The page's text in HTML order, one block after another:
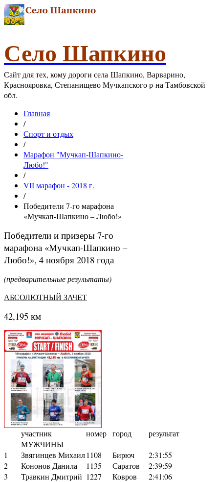
Село Шапкино
Сайт для тех, кому дороги села Шапкино, Варварино,
Краснояровка, Степанищево Мучкапского р-на Тамбовской
обл.
Главная
/
Спорт и отдых
/
Марафон "Мучкап-Шапкино-
Любо!"
/
VII марафон - 2018 г.
/
Победители 7-го марафона
«Мучкап-Шапкино – Любо!»
Победители и призеры 7-го
марафона «Мучкап-Шапкино –
Любо!», 4 ноября 2018 года
(предварительные результаты)
АБСОЛЮТНЫЙ ЗАЧЕТ
42,195 км
участник номер город
результат
МУЖЧИНЫ
1
Звягинцев Михаил1108 Бирюч
2:31:55
2
Кононов Данила 1135 Саратов
2:39:59
3
Травкин Дмитрий 1227 Ковров
2:41:06